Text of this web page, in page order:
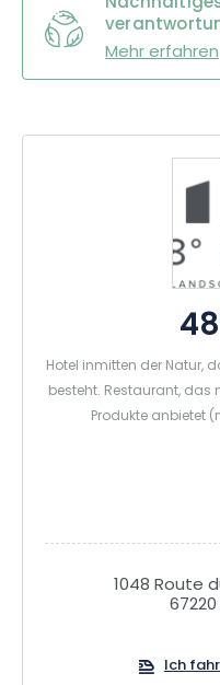
Bad” entscheiden, in der
im Nordischen Bad
Herzen der Natur.
Mehr erfahren
Hotel inmitten der Natur,
besteht. Restaurant, das
Produkte anbietet
1048 Route
Ich